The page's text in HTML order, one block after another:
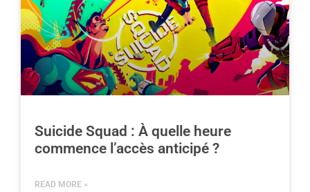
Suicide Squad : À quelle heure
commence l’accès anticipé ?
READ MORE »